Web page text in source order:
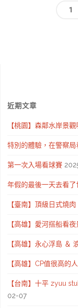
酒
吃
冰
淇
1
近期文章
【桃園】森鄰水岸景
特別的體驗，在警察局
第一次入場看球賽
年假的最後一天去看
【臺南】頂級日式燒
【高雄】愛河搭船看
【高雄】永心浮島 ＆
【高雄】CP值很高的
【台南】十平 zyuu
02-07